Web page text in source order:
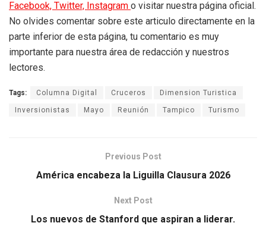
Facebook, Twitter, Instagram o visitar nuestra página oficial.
No olvides comentar sobre este articulo directamente en la
parte inferior de esta página, tu comentario es muy
importante para nuestra área de redacción y nuestros
lectores.
Tags: Columna Digital Cruceros Dimension Turistica
Inversionistas Mayo Reunión Tampico Turismo
Previous Post
América encabeza la Liguilla Clausura 2026
Next Post
Los nuevos de Stanford que aspiran a liderar.